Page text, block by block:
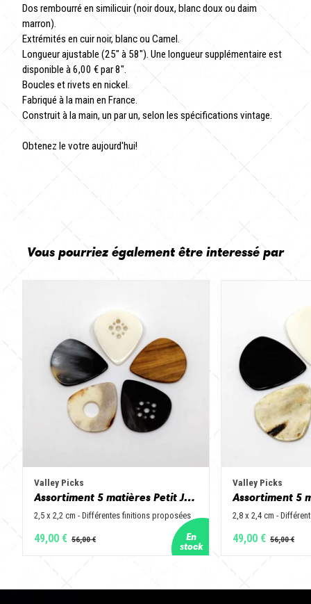
Dos rembourré en similicuir (noir doux, blanc doux ou daim
marron).
Extrémités en cuir noir, blanc ou Camel.
Longueur ajustable (25" à 58"). Une longueur supplémentaire est
disponible à 6,00 € par 8".
Boucles et rivets en nickel.
Fabriqué à la main en France.
Construit à la main, un par un, selon les spécifications vintage.
Obtenez le votre aujourd'hui!
Vous pourriez également être interessé par
Valley Picks
Assortiment 5 matières Petit Jazz - Corne de vache, os, bois de cerf, buis et corne de buffle
2,5 x 2,2 cm - Différentes finitions proposées
49,00 €
Valley Picks
2,8 x 2,4 cm -
49,00 €